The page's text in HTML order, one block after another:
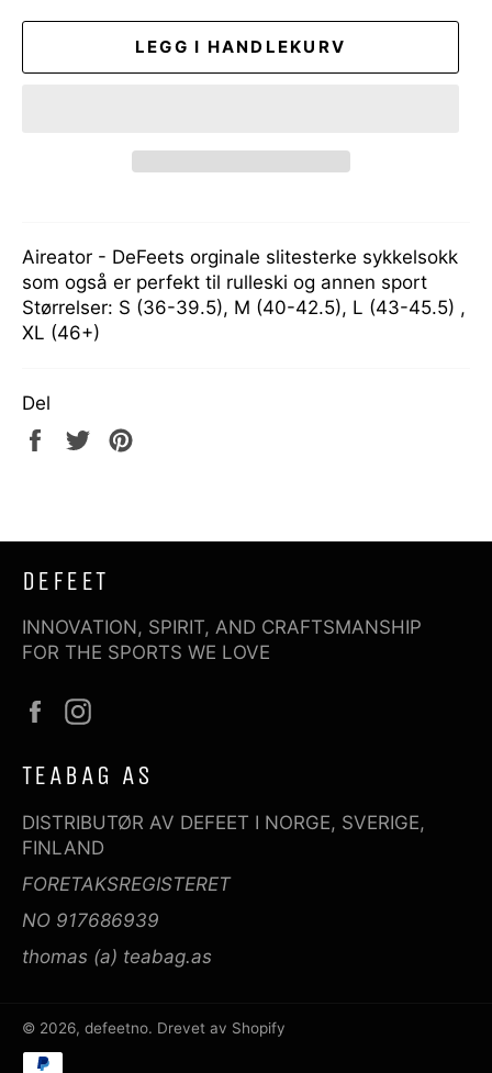
LEGG I HANDLEKURV
Aireator - DeFeets orginale slitesterke sykkelsokk
som også er perfekt til rulleski og annen sport
Størrelser: S (36-39.5), M (40-42.5), L (43-45.5) ,
XL (46+)
Del
Del
Tweet
DEFEET
INNOVATION, SPIRIT, AND CRAFTSMANSHIP
FOR THE SPORTS WE LOVE
Facebook
TEABAG AS
DISTRIBUTØR AV DEFEET I NORGE, SVERIGE,
FINLAND
FORETAKSREGISTERET
NO 917686939
thomas (a) teabag.as
© 2026, defeetno. Drevet av Shopify
Betalingsmetoder